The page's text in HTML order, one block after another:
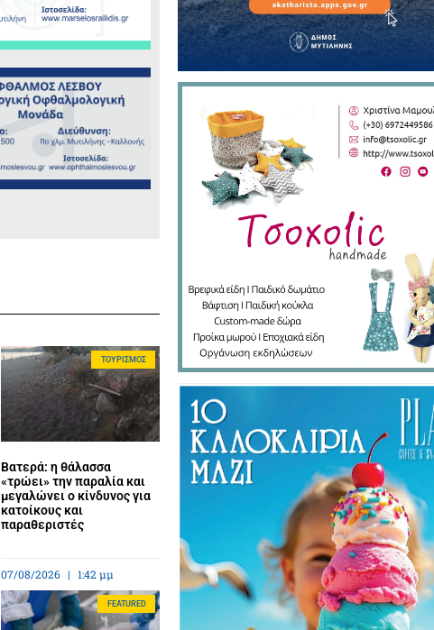
ΤΟΥΡΙΣΜΌΣ
Βατερά: η θάλασσα
«τρώει» την παραλία και
μεγαλώνει ο κίνδυνος για
κατοίκους και
παραθεριστές
07/08/2026 1:42 μμ
FEATURED